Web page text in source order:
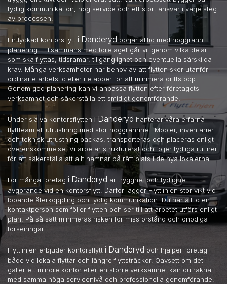
tydlig kommunikation, hög service och ett stort ansvar i varje steg
av processen.
En lyckad kontorsflytt i Danderyd börjar alltid med noggrann
planering. Tillsammans med företaget går vi igenom vilka delar
som ska flyttas, tidsramar, tillgänglighet och eventuella särskilda
krav. Många verksamheter har behov av att flytten sker utanför
ordinarie arbetstid eller i etapper för att minimera driftstopp.
Genom god planering kan vi anpassa flytten efter företagets
verksamhet och säkerställa ett smidigt genomförande.
Under själva kontorsflytten i Danderyd hanterar våra erfarna
flyttteam all utrustning med stor noggrannhet. Möbler, inventarier
och teknisk utrustning packas, transporteras och placeras enligt
överenskommelse. Vi arbetar strukturerat och följer tydliga rutiner
för att säkerställa att allt hamnar på rätt plats i de nya lokalerna.
För många företag i Danderyd är trygghet och tydlighet
avgörande vid en kontorsflytt. Därför lägger Flyttlinjen stor vikt vid
löpande återkoppling och tydlig kommunikation. Du har alltid en
kontaktperson som följer flytten och ser till att arbetet utförs enligt
plan. På så sätt minimeras risken för missförstånd och onödiga
förseningar.
Flyttlinjen erbjuder kontorsflytt i Danderyd och hjälper företag
både vid lokala flyttar och längre flyttsträckor. Oavsett om det
gäller ett mindre kontor eller en större verksamhet kan du räkna
med samma höga servicenivå och professionella genomförande.